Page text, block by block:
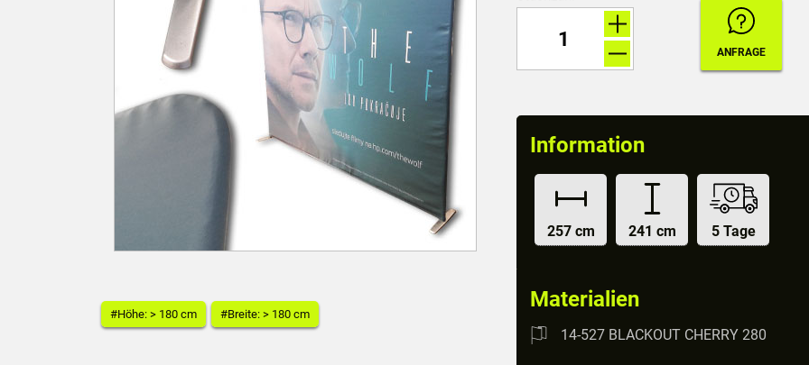
#Höhe: > 180 cm #Breite: > 180 cm
Information
257 cm 241 cm 5 Tage
Materialien
14-527 BLACKOUT CHERRY 280